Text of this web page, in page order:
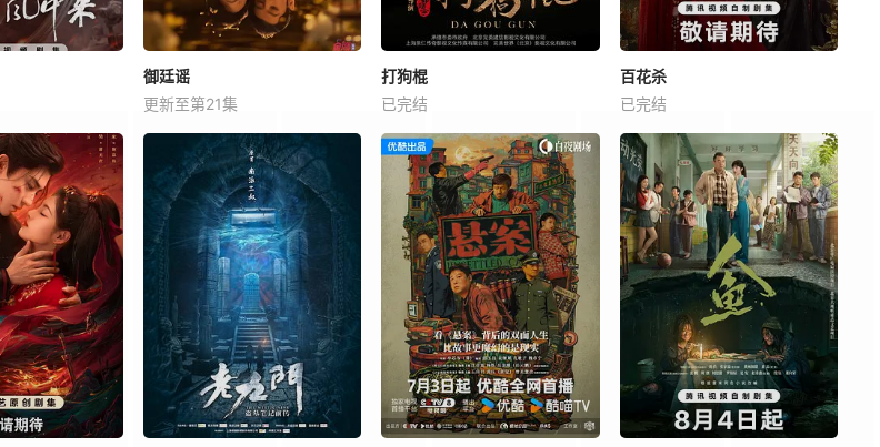
御廷谣
更新至第21集
打狗棍
已完结
百花杀
已完结